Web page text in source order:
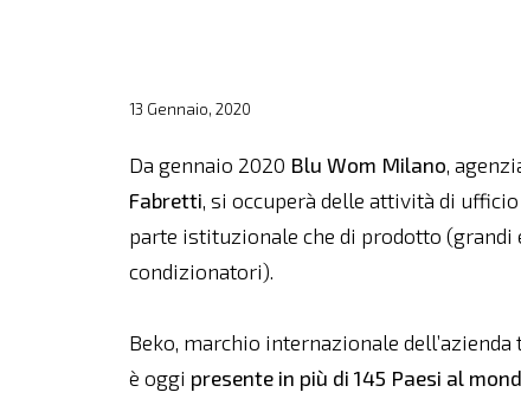
13 Gennaio, 2020
Da gennaio 2020 Blu Wom Milano,
Fabretti, si occuperà delle attività di
parte istituzionale che di prodotto
condizionatori).
Beko, marchio internazionale
è oggi presente in più di 145 Paesi al